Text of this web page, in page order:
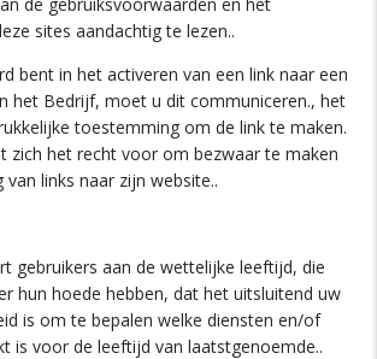
sites aandachtig te lezen..
bent in het activeren van een link naar een
het Bedrijf, moet u dit communiceren., het
toestemming om de link te maken.
zich het recht voor om bezwaar te maken
links naar zijn website..
gebruikers aan de wettelijke leeftijd, die
hun hoede hebben, dat het uitsluitend uw
is om te bepalen welke diensten en/of
is voor de leeftijd van laatstgenoemde..